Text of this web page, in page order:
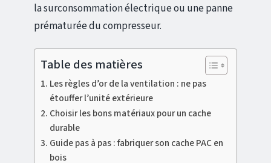
la surconsommation électrique ou une panne
prématurée du compresseur.
Table des matières
Les règles d’or de la ventilation : ne pas
étouffer l’unité extérieure
Choisir les bons matériaux pour un cache
durable
Guide pas à pas : fabriquer son cache PAC en
bois